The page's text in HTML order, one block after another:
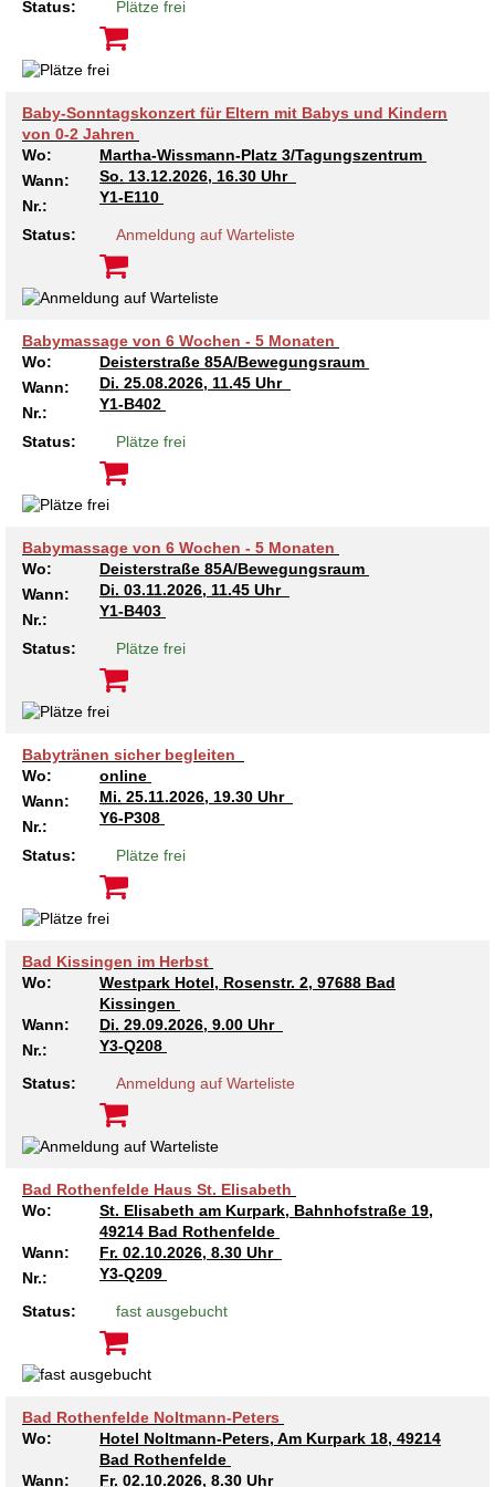
Kindertagesstätte Schneiderberg
Kindertagesstätte Sylter Weg
Kindertagesstätte Tresckowstraße
Kindertagesstätte Voltmerstraße
Kindertagesstätte Wiehbergstraße
Offene Sprach-Sprechstunde
Familienzentrum
Kindertagesstätte Mühenkamp / Familienzentrum
Kindertagesstätte Petermannstraße /
Familienzentrum
Kindertagesstätte Pfarrlandplatz
Hör- und Sprachheilkindergarten Ratswiese
Kindertagesstätte Rosenbergstraße
Kindertagesstätte Schneiderberg
Kindertagesstätte Schweriner Straße /
Familienzentrum
Kindertagesstätte Sylter Weg
Kindertagesstätte Voltmerstraße
Status: Plätze frei
Baby-Sonntagskonzert für Eltern mit Babys und Kindern
von 0-2 Jahren
Wo:
Martha-Wissmann-Platz 3/Tagungszentrum
Wann:
So. 13.12.2026, 16.30 Uhr
Nr.:
Y1-E110
Status: Anmeldung auf Warteliste
Babymassage von 6 Wochen - 5 Monaten
Wo:
Deisterstraße 85A/Bewegungsraum
Wann:
Di. 25.08.2026, 11.45 Uhr
Nr.:
Y1-B402
Status: Plätze frei
Babymassage von 6 Wochen - 5 Monaten
Wo:
Deisterstraße 85A/Bewegungsraum
Wann:
Di. 03.11.2026, 11.45 Uhr
Nr.:
Y1-B403
Status: Plätze frei
Babytränen sicher begleiten
Wo:
online
Wann:
Mi. 25.11.2026, 19.30 Uhr
Nr.:
Y6-P308
Status: Plätze frei
Bad Kissingen im Herbst
Wo:
Westpark Hotel, Rosenstr. 2, 97688 Bad
Kissingen
Wann:
Di. 29.09.2026, 9.00 Uhr
Nr.:
Y3-Q208
Status: Anmeldung auf Warteliste
Bad Rothenfelde Haus St. Elisabeth
Wo:
St. Elisabeth am Kurpark, Bahnhofstraße 19,
49214 Bad Rothenfelde
Wann:
Fr. 02.10.2026, 8.30 Uhr
Nr.:
Y3-Q209
Status: fast ausgebucht
Bad Rothenfelde Noltmann-Peters
Wo:
Hotel Noltmann-Peters, Am Kurpark 18, 49214
Bad Rothenfelde
Wann:
Fr. 02.10.2026, 8.30 Uhr